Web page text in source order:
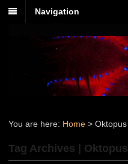
Navigation
You are here: Home > Oktopus
Tag Archives | Oktopus